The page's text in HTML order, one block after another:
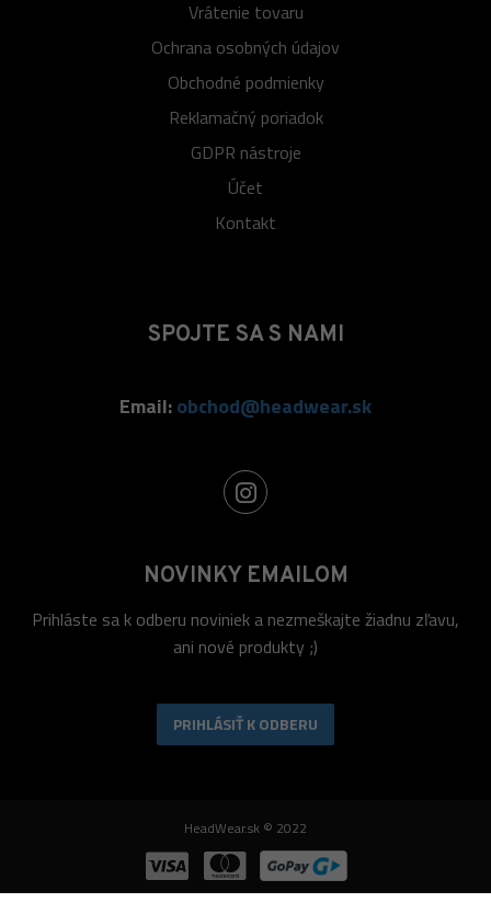
Vrátenie tovaru
Ochrana osobných údajov
Obchodné podmienky
Reklamačný poriadok
GDPR nástroje
Účet
Kontakt
SPOJTE SA S NAMI
Email:obchod@headwear.sk
NOVINKY EMAILOM
Prihláste sa k odberu noviniek a nezmeškajte žiadnu zľavu,
ani nové produkty ;)
PRIHLÁSIŤ K ODBERU
HeadWear.sk © 2022